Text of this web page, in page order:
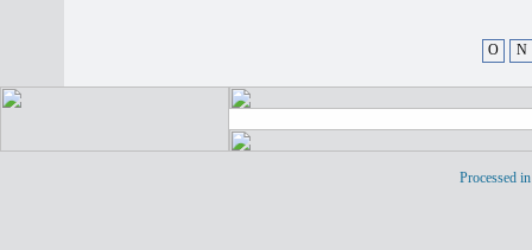
O N
Processed